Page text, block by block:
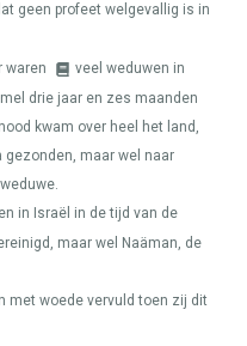
geen profeet welgevallig is in
waren
veel weduwen in
drie jaar en zes maanden
kwam over heel het land,
gezonden, maar wel naar
in Israël in de tijd van de
maar wel Naäman, de
met woede vervuld toen zij dit